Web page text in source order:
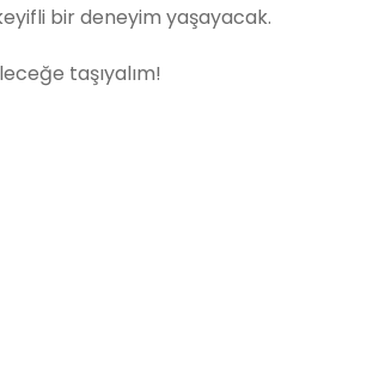
bir deneyim yaşayacak.
taşıyalım!